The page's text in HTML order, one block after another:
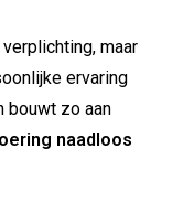
maar
ervaring
bouwt zo aan
naadloos